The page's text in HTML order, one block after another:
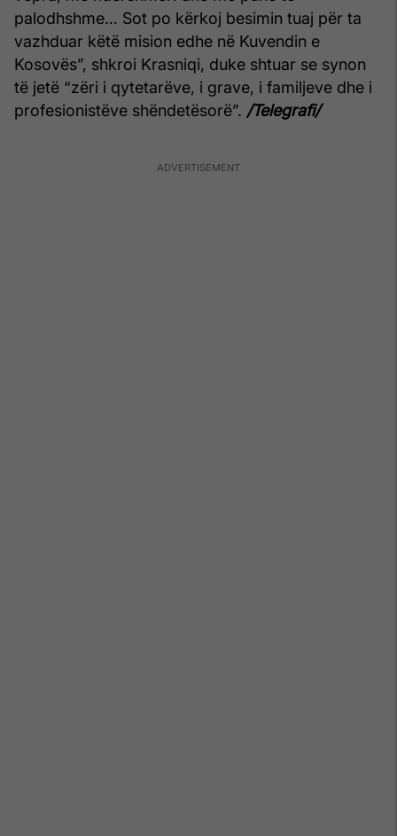
palodhshme… Sot po kërkoj besimin tuaj për ta
vazhduar këtë mision edhe në Kuvendin e
Kosovës”, shkroi Krasniqi, duke shtuar se synon
të jetë “zëri i qytetarëve, i grave, i familjeve dhe i
profesionistëve shëndetësorë”. /Telegrafi/